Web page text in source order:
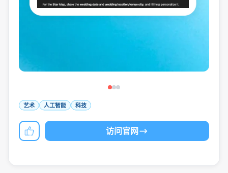
艺术 人工智能 科技
访问官网